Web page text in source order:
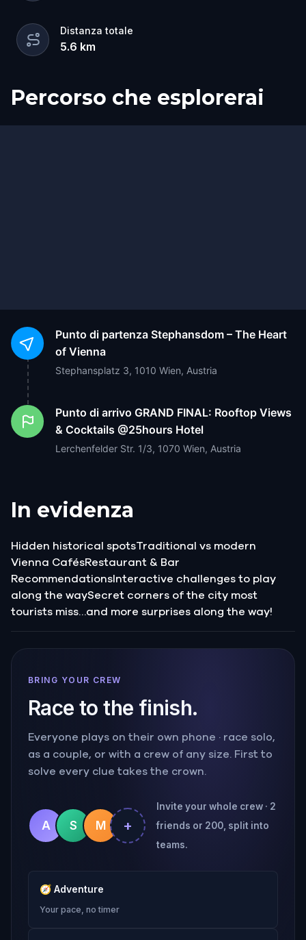
Distanza totale
5.6 km
Percorso che esplorerai
Inizio
Fine
Punto di partenza Stephansdom – The Heart
of Vienna
Stephansplatz 3, 1010 Wien, Austria
Punto di arrivo GRAND FINAL: Rooftop Views
& Cocktails @25hours Hotel
Lerchenfelder Str. 1/3, 1070 Wien, Austria
In evidenza
Hidden historical spotsTraditional vs modern
Vienna CafésRestaurant & Bar
RecommendationsInteractive challenges to play
along the waySecret corners of the city most
tourists miss…and more surprises along the way!
BRING YOUR CREW
Race to the finish.
Everyone plays on their own phone · race solo,
as a couple, or with a crew of any size. First to
solve every clue takes the crown.
A S M +
Invite your whole crew · 2
friends or 200, split into
teams.
🧭 Adventure
Your pace, no timer